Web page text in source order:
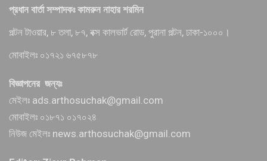
প্রধান বার্তা সম্পাদকঃ কামরুন নাহার শরমিন
পল্টন টাওয়ার, ৮ তলা, ৮৭, বক্স কালভার্ট রোড, পুরানা পল্টন, ঢাকা-১০০০।
মোবাইলঃ ০১৭২১ ৬৭৫৮৭৮
বিজ্ঞাপনের জন্যঃ
মেইলঃ ads.arthosuchak@gmail.com
মোবাইলঃ ০১৮৭১ ০১৭০২৪
নিউজ মেইলঃ news.arthosuchak@gmail.com